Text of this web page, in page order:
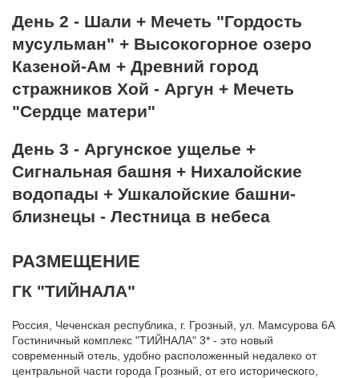
День 2 - Шали + Мечеть "Гордость
мусульман" + Высокогорное озеро
Казеной-Ам + Древний город
стражников Хой - Аргун + Мечеть
"Сердце матери"
День 3 - Аргунское ущелье +
Сигнальная башня + Нихалойские
водопады + Ушкалойские башни-
близнецы - Лестница в небеса
РАЗМЕЩЕНИЕ
ГК "ТИЙНАЛА"
Россия, Чеченская республика, г. Грозный, ул. Мамсурова 6А
Гостиничный комплекс "ТИЙНАЛА" 3* - это новый
современный отель, удобно расположенный недалеко от
центральной части города Грозный, от его исторического,